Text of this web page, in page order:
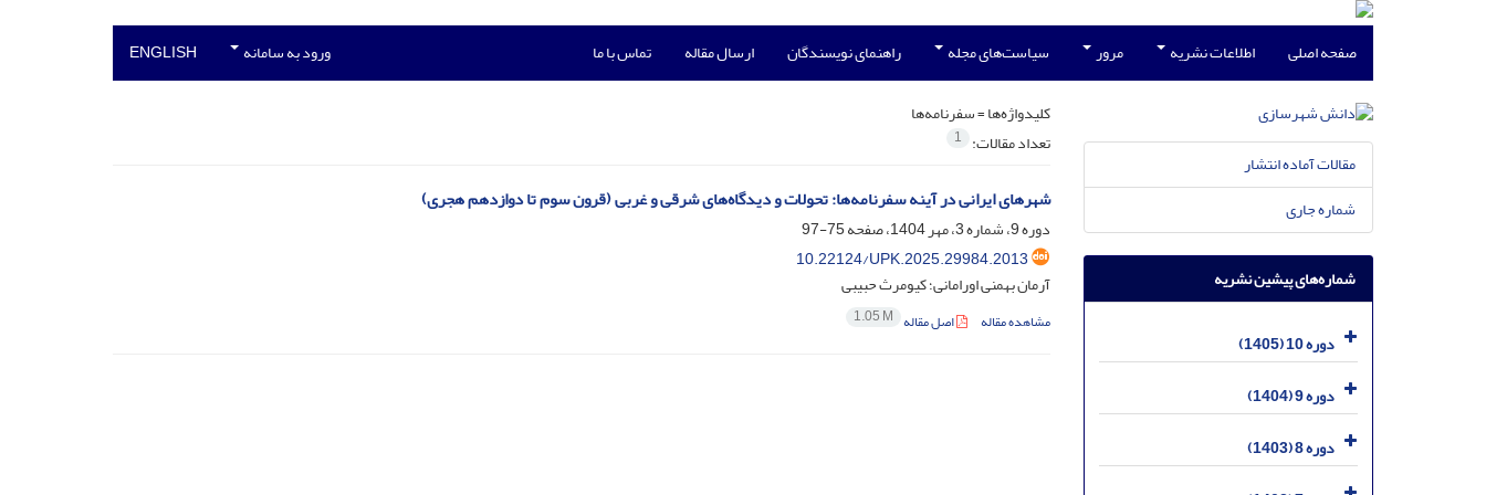
صفحه اصلی اطلاعات نشریه مرور سیاست‌های مجله راهنمای نویسندگان ارسال مقاله تماس با ما ورود به سامانه ENGLISH
کلیدواژه‌ها =سفرنامه‌ها
تعداد مقالات: 1
شهرهای ایرانی در آینه سفرنامه‌ها: تحولات و دیدگاه‌های شرقی و غربی (قرون سوم تا دوازدهم هجری)
دوره 9، شماره 3، مهر 1404، صفحه
75-97
10.22124/UPK.2025.29984.2013
آرمان بهمنی اورامانی؛ کیومرث حبیبی
مشاهده مقاله اصل مقاله 1.05 M
مقالات آماده انتشار
شماره جاری
شماره‌های پیشین نشریه
دوره 10 (1405)
دوره 9 (1404)
دوره 8 (1403)